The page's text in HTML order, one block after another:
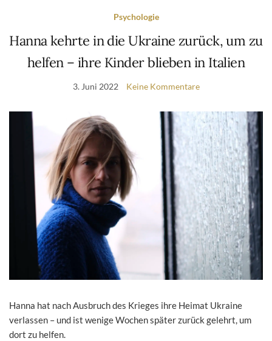
Psychologie
Hanna kehrte in die Ukraine zurück, um zu
helfen – ihre Kinder blieben in Italien
3. Juni 2022 Keine Kommentare
Hanna hat nach Ausbruch des Krieges ihre Heimat Ukraine
verlassen – und ist wenige Wochen später zurück gelehrt, um
dort zu helfen.